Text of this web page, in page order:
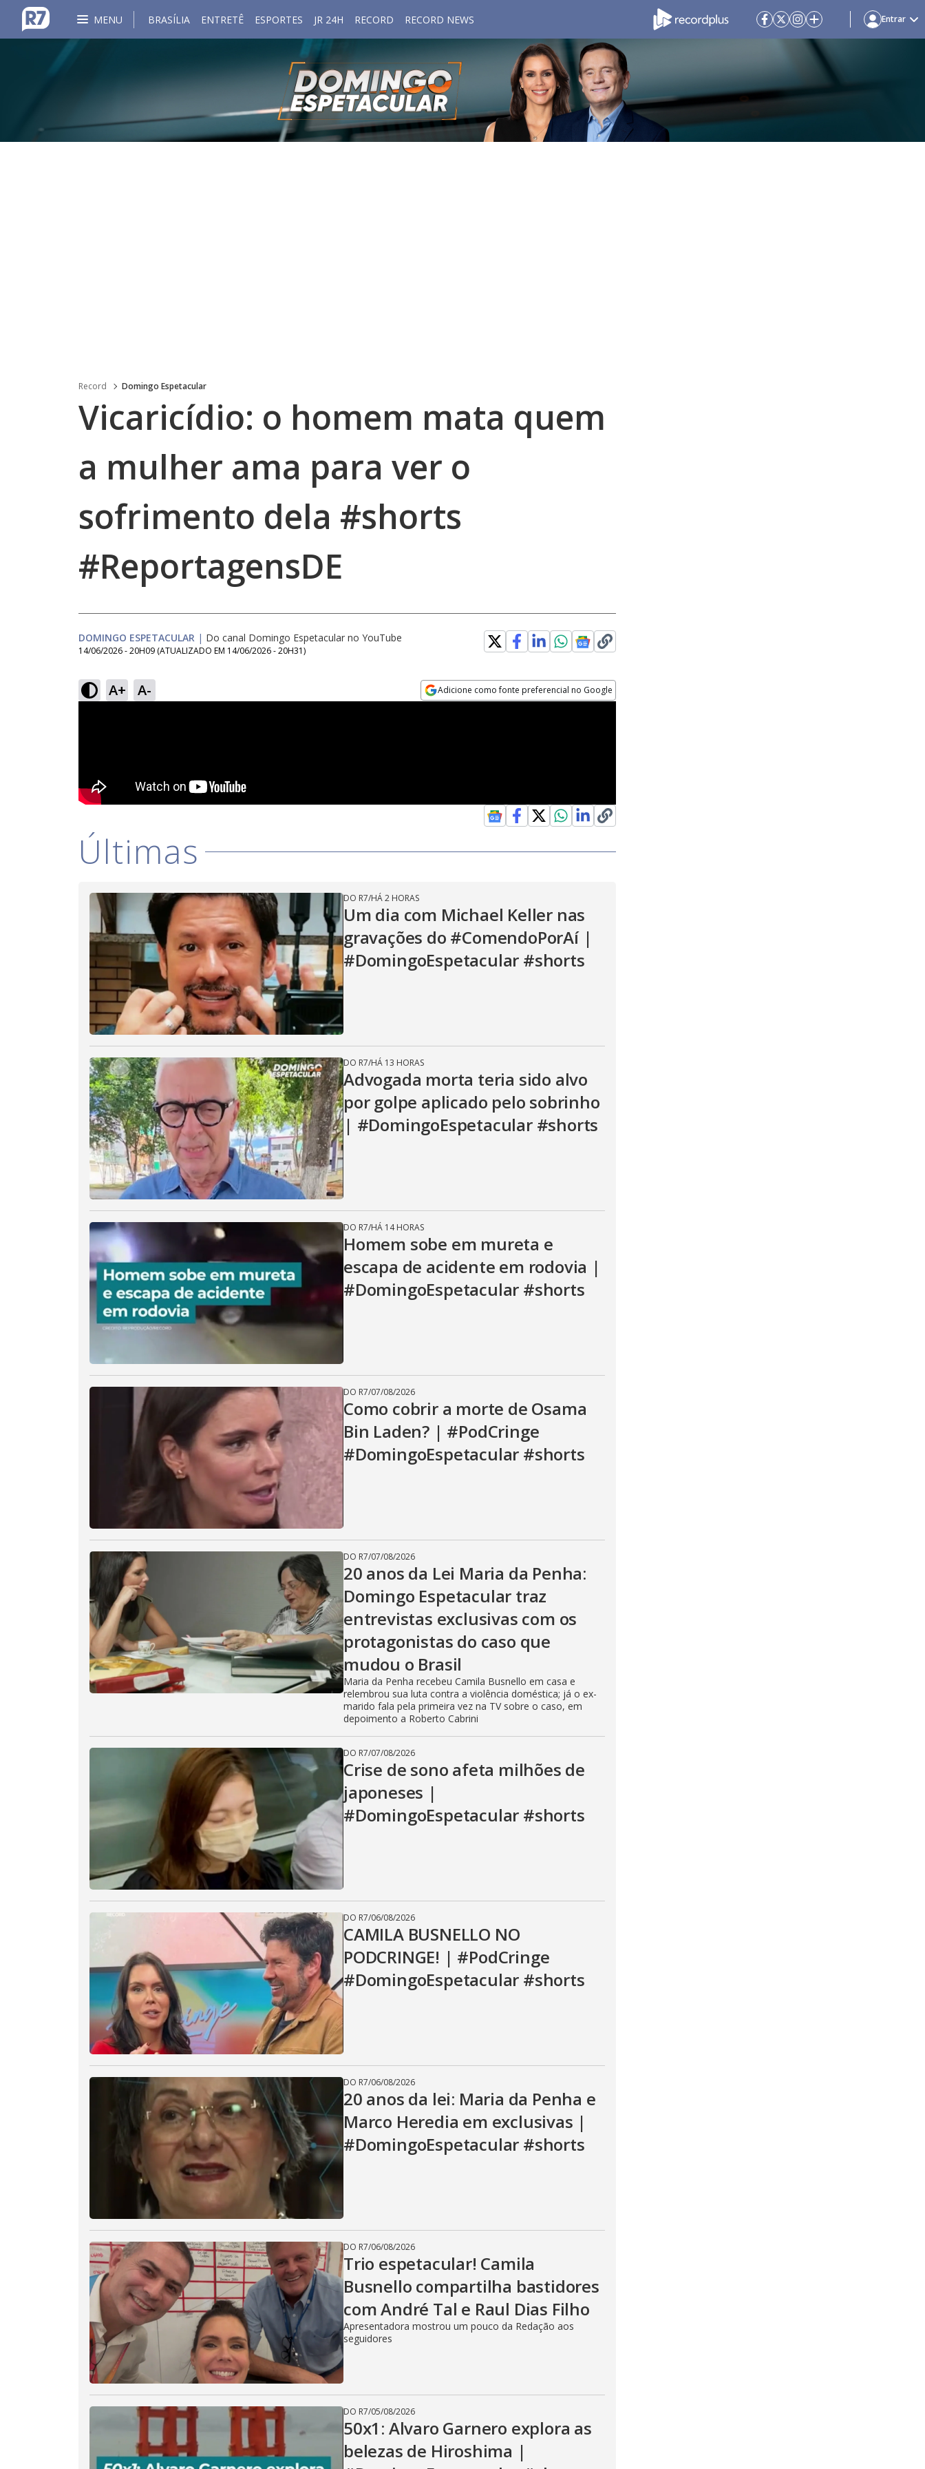
MENU BRASÍLIA ENTRETÊ ESPORTES JR 24H RECORD RECORD NEWS Entrar
Record Domingo Espetacular
Vicaricídio: o homem mata quem
a mulher ama para ver o
sofrimento dela #shorts
#ReportagensDE
DOMINGO ESPETACULAR | Do canal Domingo Espetacular no YouTube
14/06/2026 - 20H09 (ATUALIZADO EM 14/06/2026 - 20H31)
A+ A- Adicione como fonte preferencial no Google
Últimas
DO R7/HÁ 2 HORAS
Um dia com Michael Keller nas
gravações do #ComendoPorAí |
#DomingoEspetacular #shorts
DO R7/HÁ 13 HORAS
Advogada morta teria sido alvo
por golpe aplicado pelo sobrinho
| #DomingoEspetacular #shorts
DO R7/HÁ 14 HORAS
Homem sobe em mureta e
escapa de acidente em rodovia |
#DomingoEspetacular #shorts
DO R7/07/08/2026
Como cobrir a morte de Osama
Bin Laden? | #PodCringe
#DomingoEspetacular #shorts
DO R7/07/08/2026
20 anos da Lei Maria da Penha:
Domingo Espetacular traz
entrevistas exclusivas com os
protagonistas do caso que
mudou o Brasil
Maria da Penha recebeu Camila Busnello em casa e
relembrou sua luta contra a violência doméstica; já o ex-
marido fala pela primeira vez na TV sobre o caso, em
depoimento a Roberto Cabrini
DO R7/07/08/2026
Crise de sono afeta milhões de
japoneses |
#DomingoEspetacular #shorts
DO R7/06/08/2026
CAMILA BUSNELLO NO
PODCRINGE! | #PodCringe
#DomingoEspetacular #shorts
DO R7/06/08/2026
20 anos da lei: Maria da Penha e
Marco Heredia em exclusivas |
#DomingoEspetacular #shorts
DO R7/06/08/2026
Trio espetacular! Camila
Busnello compartilha bastidores
com André Tal e Raul Dias Filho
Apresentadora mostrou um pouco da Redação aos
seguidores
DO R7/05/08/2026
50x1: Alvaro Garnero explora as
belezas de Hiroshima |